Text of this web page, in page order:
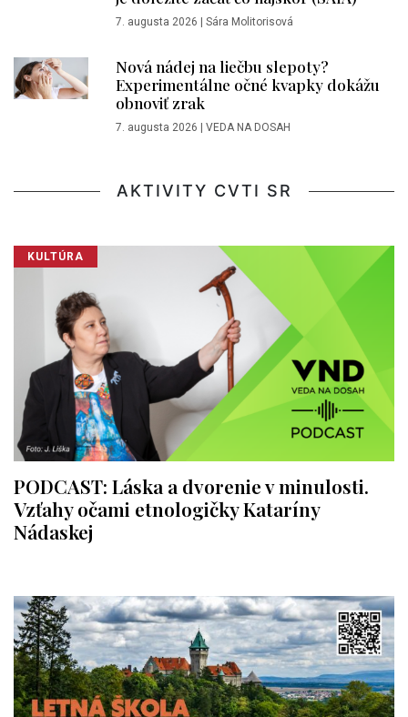
7. augusta 2026 | Sára Molitorisová
Nová nádej na liečbu slepoty?
Experimentálne očné kvapky dokážu
obnoviť zrak
7. augusta 2026 | VEDA NA DOSAH
AKTIVITY CVTI SR
KULTÚRA
PODCAST: Láska a dvorenie v minulosti.
Vzťahy očami etnologičky Kataríny
Nádaskej